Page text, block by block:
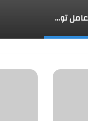
القبض على عامل توصيل”دليفرى” بتهمة التحرش بفتاة تحمل جنسية أجنبية
شكر